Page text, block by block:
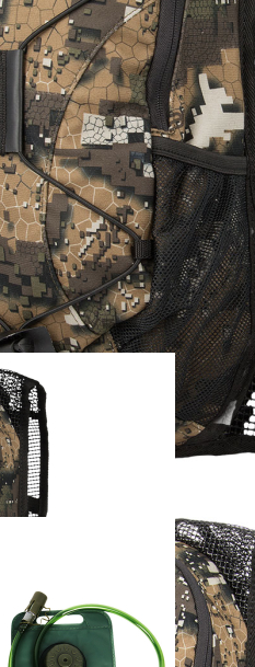
Tracker
Veil